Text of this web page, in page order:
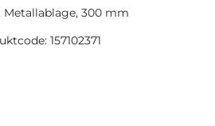
Metallablage, 300 mm
157102371